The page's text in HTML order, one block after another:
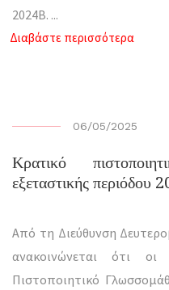
2024Β. ...
Διαβάστε περισσότερα
06/05/2025
Κρατικό
εξεταστικής περιόδου
Από τη Διεύθυνση
ανακοινώνεται ότι
Πιστοποιητικό